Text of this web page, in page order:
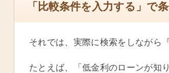
「比較条件を入力する」で
それでは、実際に検索をしながら
たとえば、「低金利のローンが知